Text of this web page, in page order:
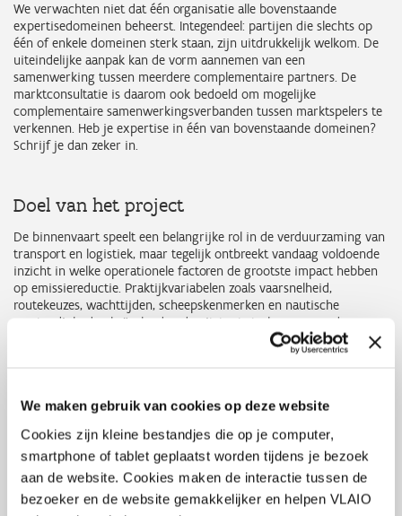
We maken gebruik van cookies op deze website
Cookies zijn kleine bestandjes die op je computer,
smartphone of tablet geplaatst worden tijdens je bezoek
aan de website. Cookies maken de interactie tussen de
bezoeker en de website gemakkelijker en helpen VLAIO
We verwachten niet dat één organisatie alle bovenstaande
expertisedomeinen beheerst. Integendeel: partijen die slechts op
één of enkele domeinen sterk staan, zijn uitdrukkelijk welkom. De
uiteindelijke aanpak kan de vorm aannemen van een
samenwerking tussen meerdere complementaire partners. De
marktconsultatie is daarom ook bedoeld om mogelijke
complementaire samenwerkingsverbanden tussen marktspelers te
verkennen. Heb je expertise in één van bovenstaande domeinen?
Schrijf je dan zeker in.
Doel van het project
De binnenvaart speelt een belangrijke rol in de verduurzaming van
transport en logistiek, maar tegelijk ontbreekt vandaag voldoende
inzicht in welke operationele factoren de grootste impact hebben
op emissiereductie. Praktijkvariabelen zoals vaarsnelheid,
routekeuzes, wachttijden, scheepskenmerken en nautische
omstandigheden beïnvloeden de uitstoot sterk, maar worden
vandaag slechts beperkt op een geïntegreerde manier onderzocht.
Hierdoor blijft het moeilijk om gerichte en onderbouwde
De Vlaamse Waterweg wil daarom, samen met de sector, een
systeeminzicht creëert in de werking van de binnenvaart. Binnen
Clean Shift wordt gewerkt met “mediated modelling”, waarbij
experten, schippers, verladers en andere stakeholders gezamenlijk
hypotheses formuleren en toetsen aan praktijkdata via gerichte
experimenten en analyses. Het doel is om inzicht te verwerven in